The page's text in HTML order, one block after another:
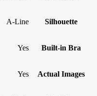
Silhouette
A-Line
Built-in Bra
Yes
Actual Images
Yes